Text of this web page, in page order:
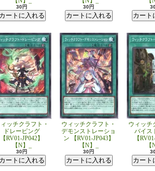
30円 30円
ッチクラフト・
ドレーピング
【RV01-JP042】
【N】_
30円
ウィッチクラフト・
デモンストレーショ
ン 【RV01-JP043】
【N】_
30円
ウィッチ
バイス
【
【